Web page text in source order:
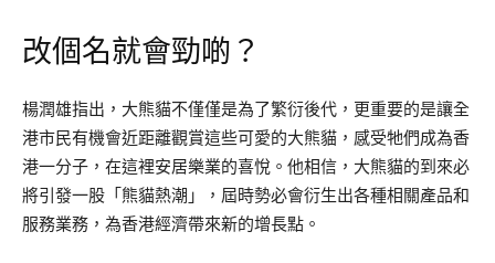
改個名就會勁啲？
楊潤雄指出，大熊貓不僅僅是為了繁衍後代，更重要的是讓全
港市民有機會近距離觀賞這些可愛的大熊貓，感受牠們成為香
港一分子，在這裡安居樂業的喜悅。他相信，大熊貓的到來必
將引發一股「熊貓熱潮」，屆時勢必會衍生出各種相關產品和
服務業務，為香港經濟帶來新的增長點。